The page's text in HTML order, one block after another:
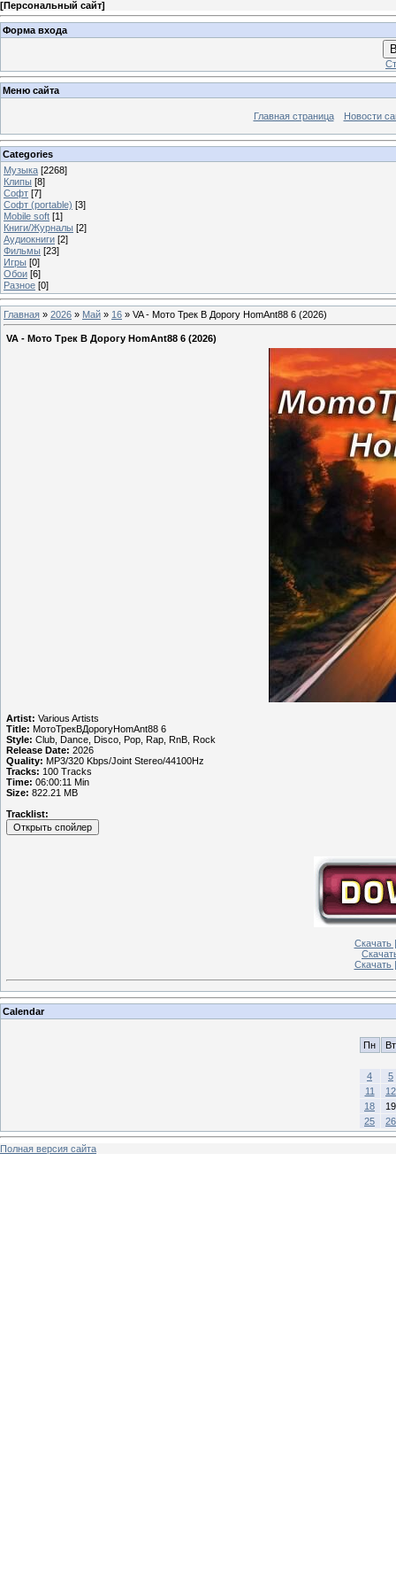
[Персональный сайт]
Форма входа
Меню сайта
Главная страница Новости
Categories
Музыка [2268]
Клипы [8]
Софт [7]
Софт (portable) [3]
Mobile soft [1]
Книги/Журналы [2]
Аудиокниги [2]
Фильмы [23]
Игры [0]
Обои [6]
Разное [0]
Главная » 2026 » Май » 16 » VA - Мото Трек В Дорогу HomAnt88 6 (2026)
VA - Мото Трек В Дорогу HomAnt88 6 (2026)
Artist: Various Artists
Title: МотоТрекВДорогуHomAnt88 6
Style: Club, Dance, Disco, Pop, Rap, RnB, Rock
Release Date: 2026
Quality: MP3/320 Kbps/Joint Stereo/44100Hz
Tracks: 100 Tracks
Time: 06:00:11 Min
Size: 822.21 MB
Tracklist:
Скачать
Скачать
Calendar
Пн Вт
4
5
11
12
18
19
25
26
Полная версия сайта